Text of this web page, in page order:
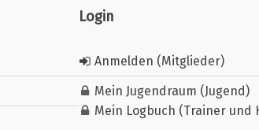
Login
Anmelden (Mitglieder)
Mein Jugendraum (Jugend)
Mein Logbuch (Trainer und